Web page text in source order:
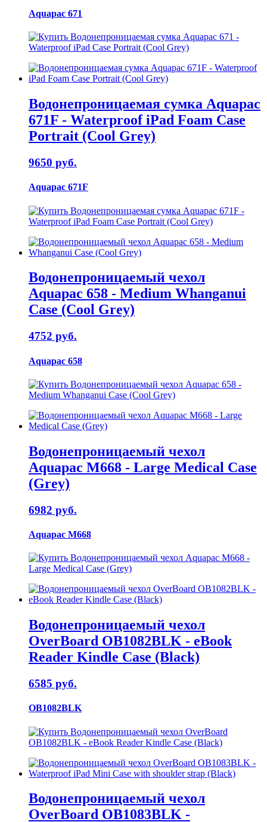
Aquapac 671
Водонепроницаемая сумка Aquapac
671F - Waterproof iPad Foam Case
Portrait (Cool Grey)
9650 руб.
Aquapac 671F
Водонепроницаемый чехол
Aquapac 658 - Medium Whanganui
Case (Cool Grey)
4752 руб.
Aquapac 658
Водонепроницаемый чехол
Aquapac M668 - Large Medical Case
(Grey)
6982 руб.
Aquapac M668
Водонепроницаемый чехол
OverBoard OB1082BLK - eBook
Reader Kindle Case (Black)
6585 руб.
OB1082BLK
Водонепроницаемый чехол
OverBoard OB1083BLK -